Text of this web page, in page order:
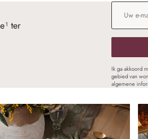
ter
E-mailadres
Ik ga akkoord
gebied van
algemene